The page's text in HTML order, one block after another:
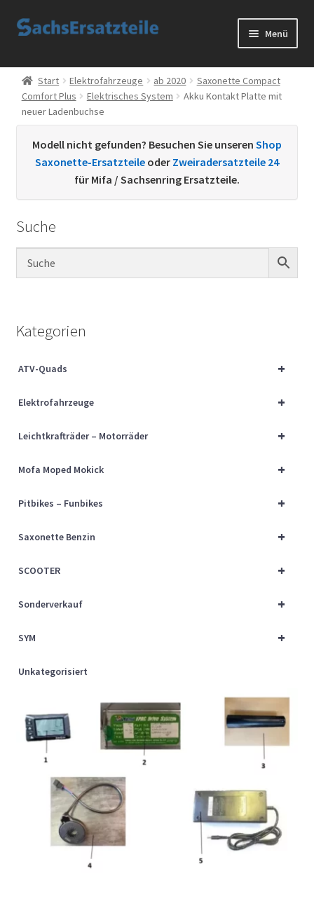
Zur
Zum
Menü
Start
AGB
Datenschutzerklärung
Sachs Ersatzteile
Über uns
Vertrag widerrufen
Widerrufsbelehrung
Cart
Checkout
Start Elektrofahrzeuge ab 2020
Saxonette Compact
Comfort Plus
Elektrisches System
Akku Kontakt Platte mit
neuer Ladenbuchse
Modell nicht gefunden? Besuchen Sie unseren Shop
Saxonette-Ersatzteile oder Zweiradersatzteile 24
für Mifa / Sachsenring Ersatzteile.
Suche
Kategorien
+
ATV-Quads
+
Elektrofahrzeuge
+
Leichtkrafträder – Motorräder
+
Mofa Moped Mokick
+
Pitbikes – Funbikes
+
Saxonette Benzin
+
SCOOTER
+
Sonderverkauf
+
SYM
Unkategorisiert